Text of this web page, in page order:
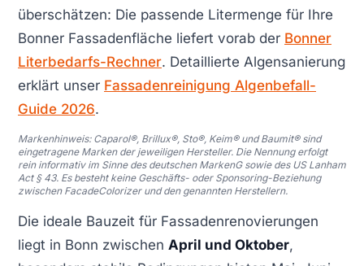
überschätzen: Die passende Litermenge für Ihre
Bonner Fassadenfläche liefert vorab der Bonner
Literbedarfs-Rechner. Detaillierte Algensanierung
erklärt unser Fassadenreinigung Algenbefall-
Guide 2026.
Markenhinweis: Caparol®, Brillux®, Sto®, Keim® und Baumit® sind
eingetragene Marken der jeweiligen Hersteller. Die Nennung erfolgt
rein informativ im Sinne des deutschen MarkenG sowie des US Lanham
Act § 43. Es besteht keine Geschäfts- oder Sponsoring-Beziehung
zwischen FacadeColorizer und den genannten Herstellern.
Die ideale Bauzeit für Fassadenrenovierungen
liegt in Bonn zwischen April und Oktober,